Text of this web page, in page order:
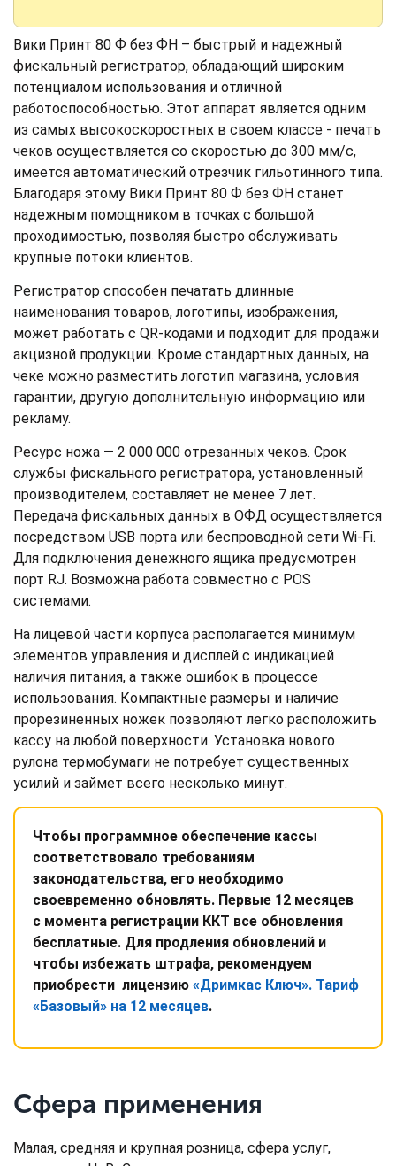
Вики Принт 80 Ф без ФН – быстрый и надежный
фискальный регистратор, обладающий широким
потенциалом использования и отличной
работоспособностью. Этот аппарат является одним
из самых высокоскоростных в своем классе - печать
чеков осуществляется со скоростью до 300 мм/с,
имеется автоматический отрезчик гильотинного типа.
Благодаря этому Вики Принт 80 Ф без ФН станет
надежным помощником в точках с большой
проходимостью, позволяя быстро обслуживать
крупные потоки клиентов.
Регистратор способен печатать длинные
наименования товаров, логотипы, изображения,
может работать с QR-кодами и подходит для продажи
акцизной продукции. Кроме стандартных данных, на
чеке можно разместить логотип магазина, условия
гарантии, другую дополнительную информацию или
рекламу.
Ресурс ножа — 2 000 000 отрезанных чеков. Срок
службы фискального регистратора, установленный
производителем, составляет не менее 7 лет.
Передача фискальных данных в ОФД осуществляется
посредством USB порта или беспроводной сети Wi-Fi.
Для подключения денежного ящика предусмотрен
порт RJ. Возможна работа совместно с POS
системами.
На лицевой части корпуса располагается минимум
элементов управления и дисплей с индикацией
наличия питания, а также ошибок в процессе
использования. Компактные размеры и наличие
прорезиненных ножек позволяют легко расположить
кассу на любой поверхности. Установка нового
рулона термобумаги не потребует существенных
усилий и займет всего несколько минут.
Чтобы программное обеспечение кассы
соответствовало требованиям
законодательства, его необходимо
своевременно обновлять. Первые 12 месяцев
с момента регистрации ККТ все обновления
бесплатные. Для продления обновлений и
чтобы избежать штрафа, рекомендуем
приобрести лицензию «Дримкас Ключ». Тариф
«Базовый» на 12 месяцев.
Сфера применения
Малая, средняя и крупная розница, сфера услуг,